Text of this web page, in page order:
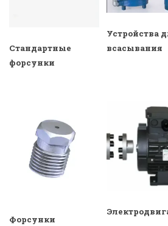
Стандартные
форсунки
Устройства
всасывания
Форсунки